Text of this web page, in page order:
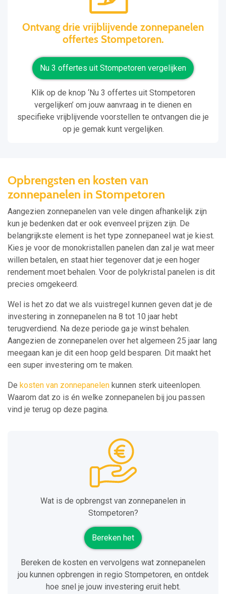
Ontvang drie vrijblijvende zonnepanelen
offertes Stompetoren.
Nu 3 offertes uit Stompetoren vergelijken
Klik op de knop ‘Nu 3 offertes uit Stompetoren
vergelijken’ om jouw aanvraag in te dienen en
specifieke vrijblijvende voorstellen te ontvangen die je
op je gemak kunt vergelijken.
Opbrengsten en kosten van
zonnepanelen in Stompetoren
Aangezien zonnepanelen van vele dingen afhankelijk zijn
kun je bedenken dat er ook evenveel prijzen zijn. De
belangrijkste element is het type zonnepaneel wat je kiest.
Kies je voor de monokristallen panelen dan zal je wat meer
willen betalen, en staat hier tegenover dat je een hoger
rendement moet behalen. Voor de polykristal panelen is dit
precies omgekeerd.
Wel is het zo dat we als vuistregel kunnen geven dat je de
investering in zonnepanelen na 8 tot 10 jaar hebt
terugverdiend. Na deze periode ga je winst behalen.
Aangezien de zonnepanelen over het algemeen 25 jaar lang
meegaan kan je dit een hoop geld besparen. Dit maakt het
een super investering om te maken.
De kosten van zonnepanelen kunnen sterk uiteenlopen.
Waarom dat zo is én welke zonnepanelen bij jou passen
vind je terug op deze pagina.
Wat is de opbrengst van zonnepanelen in
Stompetoren?
Bereken het
Bereken de kosten en vervolgens wat zonnepanelen
jou kunnen opbrengen in regio Stompetoren, en ontdek
hoe snel je jouw investering eruit hebt.